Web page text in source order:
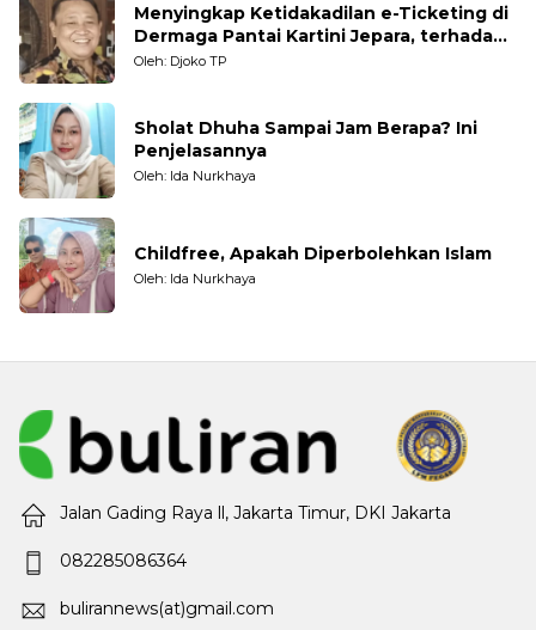
Menyingkap Ketidakadilan e-Ticketing di
Dermaga Pantai Kartini Jepara, terhadap
Nelayan Tradisional
Oleh: Djoko TP
Sholat Dhuha Sampai Jam Berapa? Ini
Penjelasannya
Oleh: Ida Nurkhaya
Childfree, Apakah Diperbolehkan Islam
Oleh: Ida Nurkhaya
Jalan Gading Raya ll, Jakarta Timur, DKI Jakarta
082285086364
bulirannews(at)gmail.com